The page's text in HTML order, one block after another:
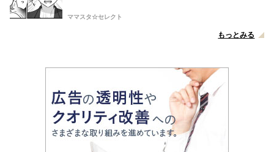
ママスタ☆セレクト
もっとみる